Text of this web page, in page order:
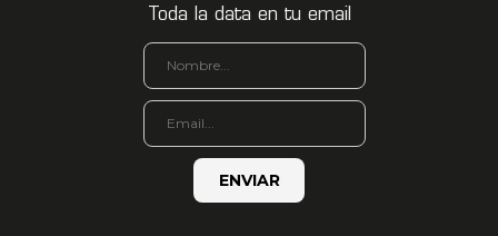
Toda la data en tu email